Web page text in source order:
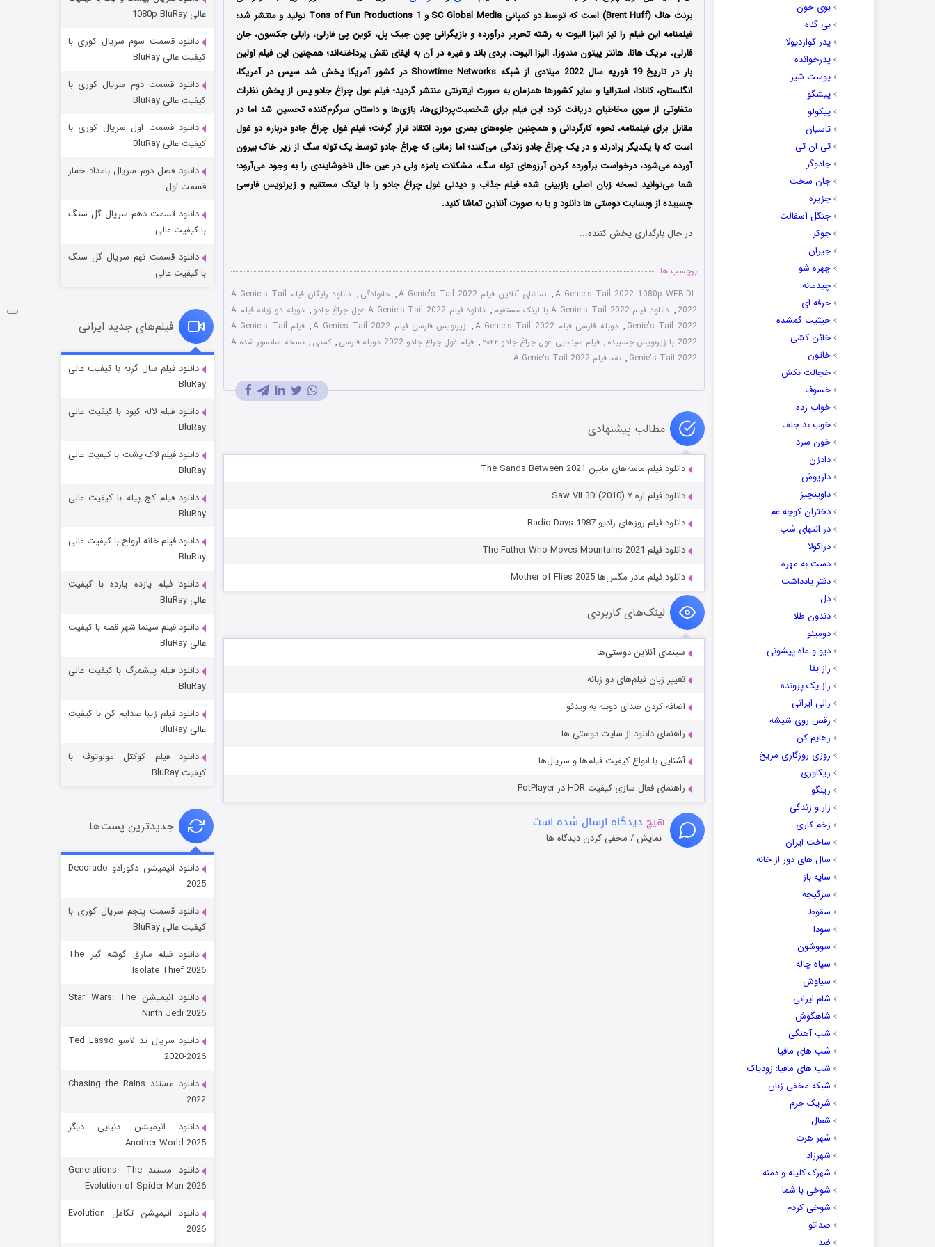
بوی خون
بی گناه
پدر گواردیولا
پدرخوانده
پوست شیر
پیشگو
پیکولو
تاسیان
تی ان تی
جادوگر
جان سخت
جزیره
جنگل آسفالت
جوکر
جیران
چهره شو
چیدمانه
حرفه ای
حیثیت گمشده
خائن کشی
خاتون
خجالت نکش
خسوف
خواب زده
خوب بد جلف
خون سرد
دادزن
داریوش
داوینچیز
دختران کوچه غم
در انتهای شب
دراکولا
دست به مهره
دفتر یادداشت
دل
دندون طلا
دومینو
دیو و ماه پیشونی
راز بقا
راز یک پرونده
رالی ایرانی
رقص روی شیشه
رهایم کن
روزی روزگاری مریخ
ریکاوری
رینگو
زار و زندگی
زخم کاری
ساخت ایران
سال های دور از خانه
سایه باز
سرگیجه
سقوط
سودا
سووشون
سیاه چاله
سیاوش
شام ایرانی
شاهگوش
شب آهنگی
شب های مافیا
شب های مافیا: زودیاک
شبکه مخفی زنان
شریک جرم
شغال
شهر هرت
شهرزاد
شهرک کلیله و دمنه
شوخی با شما
شوخی کردم
صداتو
ضد
برنت هاف (Brent Huff) است که توسط دو کمپانی SC Global Media و Tons of Fun Productions 1 تولید و منتشر شد؛
فیلمنامه این فیلم را نیز الیزا الیوت به رشته تحریر درآورده و بازیگرانی چون جیک پل، کوین پی فارلی، رایلی جکسون، جان
فارلی، مریک هانا، هانتر پیتون مندوزا، الیزا الیوت، بردی باند و غیره در آن به ایفای نقش پرداخته‌اند؛ همچنین این فیلم اولین
بار در تاریخ 19 فوریه سال 2022 میلادی از شبکه Showtime Networks در کشور آمریکا پخش شد سپس در آمریکا،
انگلستان، کانادا، استرالیا و سایر کشورها همزمان به صورت اینترنتی منتشر گردید؛ فیلم غول چراغ جادو پس از پخش نظرات
متفاوتی از سوی مخاطبان دریافت کرد؛ این فیلم برای شخصیت‌پردازی‌ها، بازی‌ها و داستان سرگرم‌کننده تحسین شد اما در
مقابل برای فیلمنامه، نحوه کارگردانی و همچنین جلوه‌های بصری مورد انتقاد قرار گرفت؛ فیلم غول چراغ جادو درباره دو غول
است که با یکدیگر برادرند و در یک چراغ جادو زندگی می‌کنند؛ اما زمانی که چراغ جادو توسط یک توله‌ سگ از زیر خاک بیرون
آورده می‌شود، درخواست برآورده کردن آرزوهای توله‌ سگ، مشکلات بامزه ولی در عین حال ناخوشایندی را به وجود می‌آرود؛
شما می‌توانید نسخه زبان اصلی بازبینی شده فیلم جذاب و دیدنی غول چراغ جادو را با ‌لینک مستقیم و زیرنویس فارسی
چسبیده از وبسایت دوستی ها دانلود و یا به صورت آنلاین تماشا کنید.
در حال بارگذاری پخش کننده...
برچسب ها
A Genie's Tail 2022 1080p WEB-DL
, تماشای آنلاین فیلم A Genie's Tail 2022 , خانوادگی ,
دانلود رایگان فیلم A Genie's Tail
2022
, دانلود فیلم A Genie's Tail 2022 با لینک مستقیم , دانلود فیلم A Genie's Tail 2022 غول چراغ جادو ,
دوبله دو زبانه فیلم A
Genie's Tail 2022
, دوبله فارسی فیلم A Genie's Tail 2022 , زیرنویس فارسی فیلم A Genies Tail 2022 ,
فیلم A Genie's Tail
2022 با زیرنویس چسبیده
, فیلم سینمایی غول چراغ جادو ۲۰۲۲ , فیلم غول چراغ جادو 2022 دوبله فارسی , کمدی ,
نسخه سانسور شده A
Genie's Tail 2022
, نقد فیلم A Genie's Tail 2022
مطالب پیشنهادی
دانلود فیلم ماسه‌های مابین The Sands Between 2021
دانلود فیلم اره ۷ Saw VII 3D (2010)
دانلود فیلم روزهای رادیو Radio Days 1987
دانلود فیلم The Father Who Moves Mountains 2021
دانلود فیلم مادر مگس‌ها Mother of Flies 2025
لینک‌های کاربردی
سینمای آنلاین دوستی‌ها
تغییر زبان فیلم‌های دو زبانه
اضافه کردن صدای دوبله به ویدئو
راهنمای دانلود از سایت دوستی ها
آشنایی با انواع کیفیت فیلم‌ها و سریال‌ها
راهنمای فعال سازی کیفیت HDR در PotPlayer
هیچ دیدگاه ارسال شده است
نمایش / مخفی کردن دیدگاه ها
مردگان متحرک: شهر مرده ۳
شکست استوارت در نجات جهان
قسمت ۷ (زیرنویس) منتشر شد
شوگر فصل ۲
قسمت
خاندان اژدها فصل ۳
جادوگری در مغولستان
قسمت ۶ (زیرنویس)
رویایی برای تو
قسمت
عالی 1080p BluRay
دانلود قسمت سوم سریال کوری با
کیفیت عالی BluRay
دانلود قسمت دوم سریال کوری با
کیفیت عالی BluRay
دانلود قسمت اول سریال کوری با
کیفیت عالی BluRay
دانلود فصل دوم سریال بامداد خمار
قسمت اول
دانلود قسمت دهم سریال گل سنگ
با کیفیت عالی
دانلود قسمت نهم سریال گل سنگ
با کیفیت عالی
فیلم‌های جدید ایرانی
دانلود فیلم سال گربه با کیفیت عالی
BluRay
دانلود فیلم لاله کبود با کیفیت عالی
BluRay
دانلود فیلم لاک پشت با کیفیت عالی
BluRay
دانلود فیلم کج‌ پیله با کیفیت عالی
BluRay
دانلود فیلم خانه ارواح با کیفیت عالی
BluRay
دانلود فیلم یازده یازده با کیفیت
عالی BluRay
دانلود فیلم سینما شهر قصه با کیفیت
عالی BluRay
دانلود فیلم پیشمرگ با کیفیت عالی
BluRay
دانلود فیلم زیبا صدایم کن با کیفیت
عالی BluRay
دانلود فیلم کوکتل مولوتوف با
کیفیت BluRay
جدیدترین پست‌ها
دانلود انیمیشن دکورادو Decorado
2025
دانلود قسمت پنجم سریال کوری با
کیفیت عالی BluRay
دانلود فیلم سارق گوشه گیر The
Isolate Thief 2026
دانلود انیمیشن Star Wars: The
Ninth Jedi 2026
دانلود سریال تد لاسو Ted Lasso
2020-2026
دانلود مستند Chasing the Rains
2022
دانلود انیمیشن دنیایی دیگر
Another World 2025
دانلود مستند Generations: The
Evolution of Spider-Man 2026
دانلود انیمیشن تکامل Evolution
2026